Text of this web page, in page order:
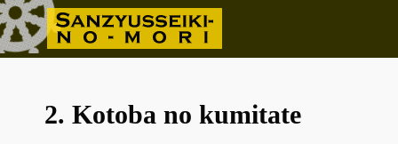
2. Kotoba no kumitate